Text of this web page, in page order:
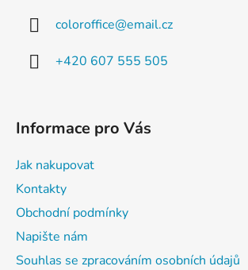
coloroffice@email.cz
+420 607 555 505
Informace pro Vás
Jak nakupovat
Kontakty
Obchodní podmínky
Napište nám
Souhlas se zpracováním osobních údajů